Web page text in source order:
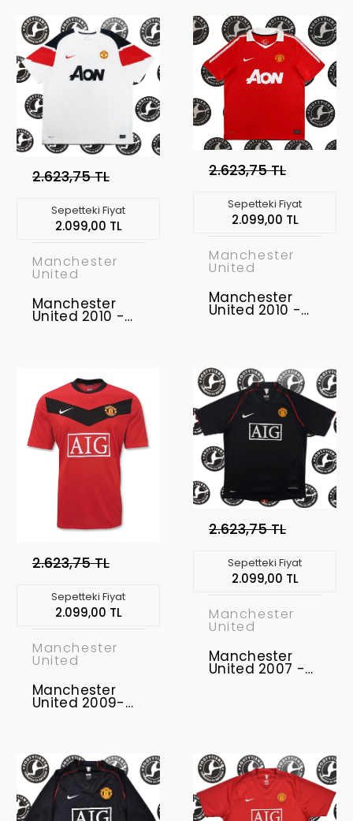
2.623,75 TL
Sepetteki Fiyat
2.099,00 TL
Manchester
United
Manchester
United 2010 -
2.623,75 TL
Sepetteki Fiyat
2.099,00 TL
Manchester
United
Manchester
United 2010 -
2.623,75 TL
Sepetteki Fiyat
2.099,00 TL
Manchester
United
Manchester
United 2009-
2.623,75 TL
Sepetteki Fiyat
2.099,00 TL
Manchester
United
Manchester
United 2007 -